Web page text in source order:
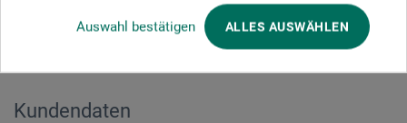
Auswahl bestätigen ALLES AUSWÄHLEN
Kundendaten